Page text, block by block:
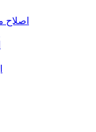
اصلاح